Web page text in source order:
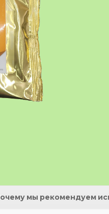
мы рекомендуем